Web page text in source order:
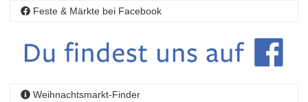
Feste & Märkte bei Facebook
Weihnachtsmarkt-Finder